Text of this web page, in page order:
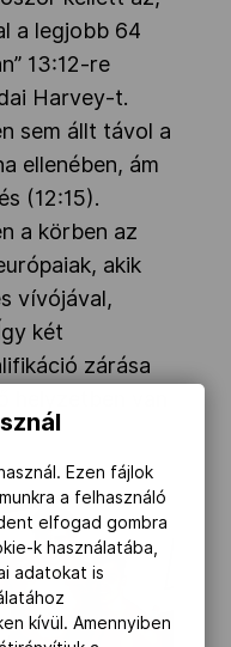
a legjobb 64
13:12-re
Harvey-t.
sem állt távol a
ellenében, ám
(12:15).
a körben az
akik
vívójával,
két
zárása
Ezen fájlok
a felhasználó
elfogad gombra
k használatába,
adatokat is
kívül. Amennyiben